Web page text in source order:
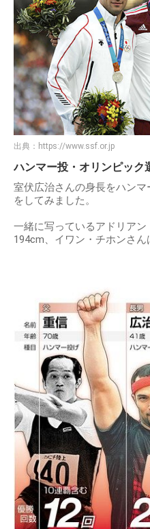
父親に日本人、母親にハンガ
フの室伏広治さんですが、
15cm以上高くなっています
ちなみにルーマニア人男性
くなく、室伏広治さんの身
https://www.ssf.or.jp
ハンマー投・オリンピック
室伏広治さんの身長をハン
をしてみました。
一緒に写っているアドリアン
194cm、イワン・チホンさ